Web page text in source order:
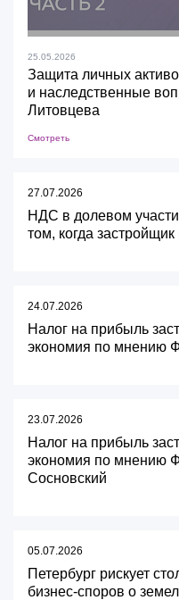
25.05.2026
Защита личных
и наследственные
Литовцева
Смотреть
27.07.2026
НДС в долевом
том, когда
24.07.2026
Налог на прибыль
экономия по мнению
23.07.2026
Налог на прибыль
экономия по мнению
Сосновский
05.07.2026
Петербург рискует
бизнес-споров о